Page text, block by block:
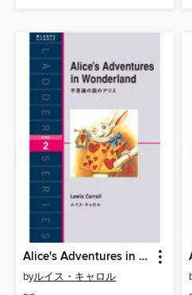
Alice's Adventures in Wonderland 不思議の国のアリス
byルイス・キャロル